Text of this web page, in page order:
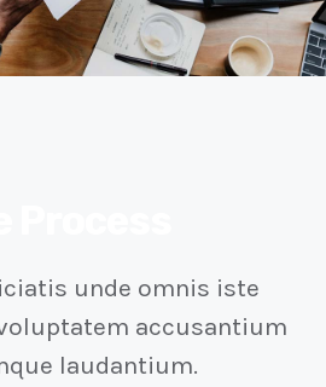
unde omnis iste
accusantium
laudantium.